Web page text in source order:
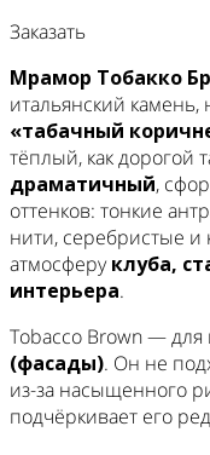
Заказать
Мрамор Тобакко
итальянский камень,
«табачный
тёплый, как дорогой
драматичный,
оттенков: тонкие
нити, серебристые
атмосферуклуба,
интерьера.
Tobacco Brown — для
(фасады). Он не
из-за насыщенного
подчёркивает его